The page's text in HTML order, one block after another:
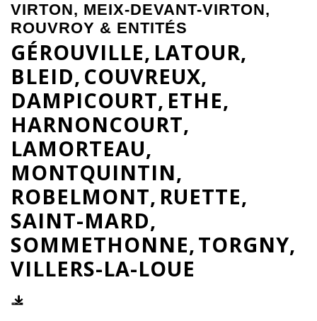
VIRTON, MEIX-DEVANT-VIRTON,
ROUVROY & ENTITÉS
GÉROUVILLE LATOUR
BLEID COUVREUX
DAMPICOURT ETHE
HARNONCOURT
LAMORTEAU
MONTQUINTIN
ROBELMONT RUETTE
SAINT-MARD
SOMMETHONNE TORGNY
VILLERS-LA-LOUE